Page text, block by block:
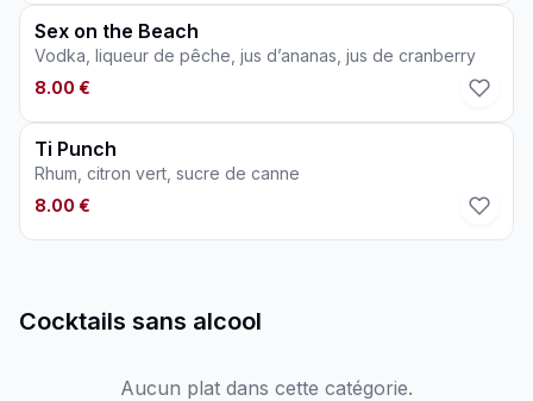
Sex on the Beach
Vodka, liqueur de pêche, jus d’ananas, jus de cranberry
8.00 €
Ti Punch
Rhum, citron vert, sucre de canne
8.00 €
Cocktails sans alcool
Aucun plat dans cette catégorie.